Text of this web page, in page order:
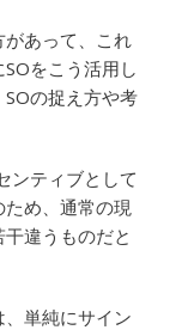
あって、これ
をこう活用し
の捉え方や考
ンティブとして
め、通常の現
違うものだと
単純にサイン